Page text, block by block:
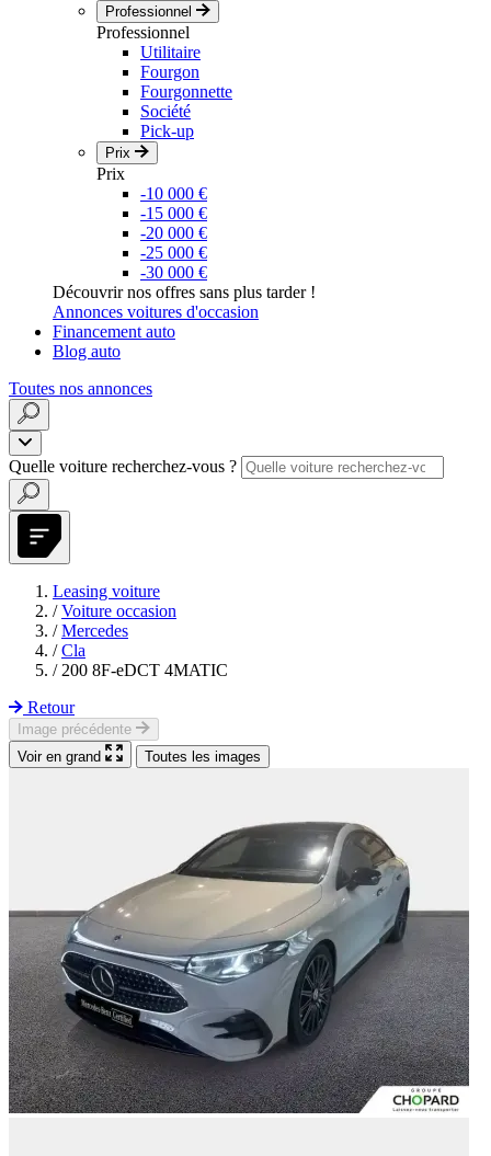
Professionnel
Professionnel
Utilitaire
Fourgon
Fourgonnette
Société
Pick-up
Prix
Prix
-10 000 €
-15 000 €
-20 000 €
-25 000 €
-30 000 €
Découvrir nos offres sans plus tarder !
Annonces voitures d'occasion
Financement auto
Blog auto
Toutes nos annonces
Quelle voiture recherchez-vous ?
Leasing voiture
/ Voiture occasion
/ Mercedes
/ Cla
/ 200 8F-eDCT 4MATIC
Retour
Image précédente
Voir en grand
Toutes les images